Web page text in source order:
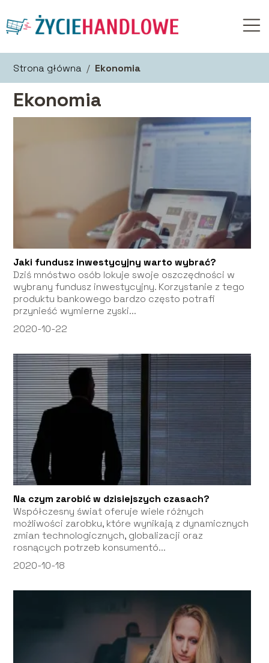
Strona główna / Ekonomia
Ekonomia
Jaki fundusz inwestycyjny warto wybrać?
Dziś mnóstwo osób lokuje swoje oszczędności w
wybrany fundusz inwestycyjny. Korzystanie z tego
produktu bankowego bardzo często potrafi
przynieść wymierne zyski...
2020-10-22
Na czym zarobić w dzisiejszych czasach?
Współczesny świat oferuje wiele różnych
możliwości zarobku, które wynikają z dynamicznych
zmian technologicznych, globalizacji oraz
rosnących potrzeb konsumentó...
2020-10-18